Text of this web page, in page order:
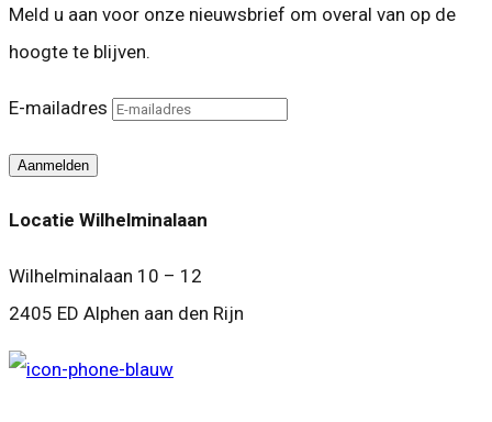
Meld u aan voor onze nieuwsbrief om overal van op de
hoogte te blijven.
E-mailadres
Aanmelden
Locatie Wilhelminalaan
Wilhelminalaan 10 – 12
2405 ED Alphen aan den Rijn